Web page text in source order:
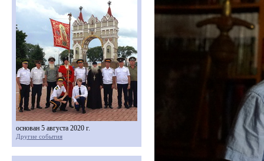
основан 5 августа 2020 г.
Другие события